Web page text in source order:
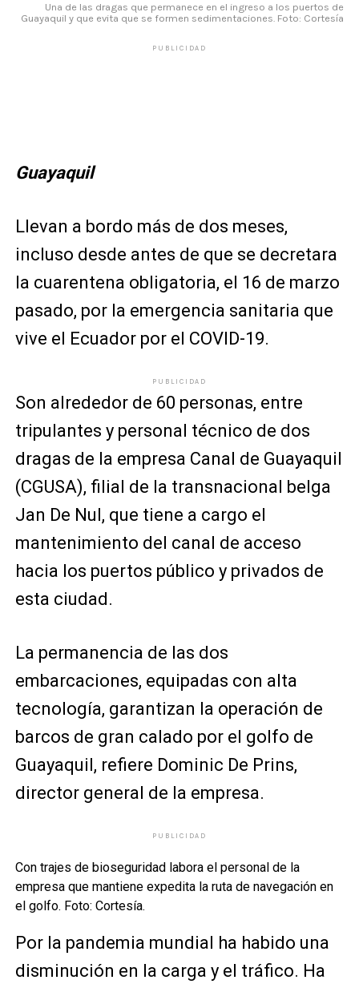
Una de las dragas que permanece en el ingreso a los puertos de
Guayaquil y que evita que se formen sedimentaciones. Foto: Cortesía
PUBLICIDAD
Guayaquil
Llevan a bordo más de dos meses,
incluso desde antes de que se decretara
la cuarentena obligatoria, el 16 de marzo
pasado, por la emergencia sanitaria que
vive el Ecuador por el COVID-19.
PUBLICIDAD
Son alrededor de 60 personas, entre
tripulantes y personal técnico de dos
dragas de la empresa Canal de Guayaquil
(CGUSA), filial de la transnacional belga
Jan De Nul, que tiene a cargo el
mantenimiento del canal de acceso
hacia los puertos público y privados de
esta ciudad.
La permanencia de las dos
embarcaciones, equipadas con alta
tecnología, garantizan la operación de
barcos de gran calado por el golfo de
Guayaquil, refiere Dominic De Prins,
director general de la empresa.
PUBLICIDAD
Con trajes de bioseguridad labora el personal de la
empresa que mantiene expedita la ruta de navegación en
el golfo. Foto: Cortesía.
Por la pandemia mundial ha habido una
disminución en la carga y el tráfico. Ha